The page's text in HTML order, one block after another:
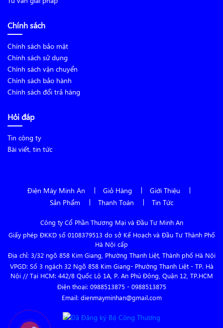
Chính sách
Chính sách bảo mật
Chính sách sử dụng
Chính sách vận chuyển
Chính sách bảo hành
Chính sách đổi trả hàng
Hỏi đáp
Tin công ty
Bài viết, tin tức
Điện Máy Minh An Giỏ Hàng
Giới Thiệu
Sản Phẩm
Thanh Toán Tin Tức
Công ty Cổ Phần Thương Mại và Đầu Tư Minh An
Giấy phép ĐKKD số 0108379513 do sở Kế Hoạch và Đầu Tư Thành Phố
Hà Nội cấp
Địa chỉ: 3/32 ngõ 858 Kim Giang, Phường Thanh Liệt, Thành phố Hà Nội
VPGD: Số 3 ngách 32 Ngõ 858 Kim Giang- Phường Thanh Liệt - TP. Hà
Nội // Tại HCM: 442/8 Quốc Lộ 1A, P. An Phú Đông, Quận 12, TP.HCM
Điện thoại: 0988513875 - 0988513875
Email: dienmayminhan@gmail.com